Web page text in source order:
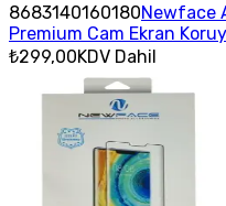
8683140160180Newface
Premium Cam Ekran
₺299,00KDV Dahil